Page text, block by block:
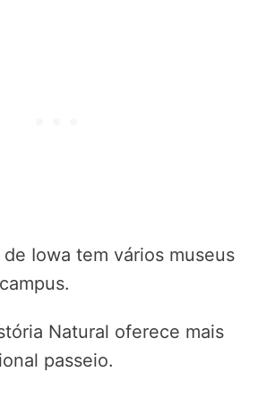
Iowa tem vários museus
Natural oferece mais
passeio.